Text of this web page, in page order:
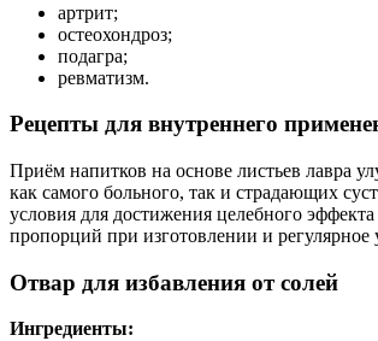
артрит;
остеохондроз;
подагра;
ревматизм.
Рецепты для внутреннего
Приём напитков на основе листьев лавра
как самого больного, так и страдающих
условия для достижения целебного
пропорций при изготовлении и регулярное
Отвар для избавления от солей
Ингредиенты: